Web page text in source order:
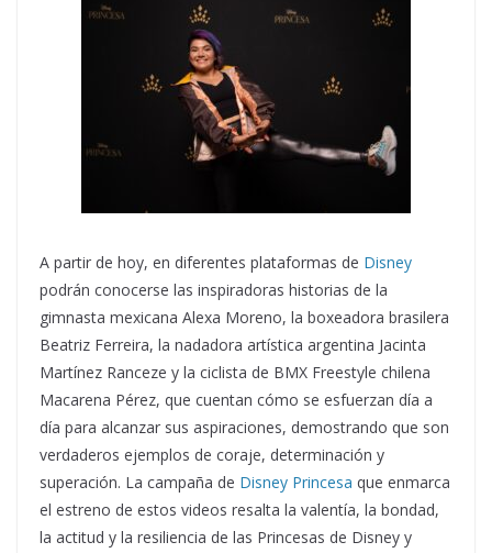
A partir de hoy, en diferentes plataformas de Disney
podrán conocerse las inspiradoras historias de la
gimnasta mexicana Alexa Moreno, la boxeadora brasilera
Beatriz Ferreira, la nadadora artística argentina Jacinta
Martínez Ranceze y la ciclista de BMX Freestyle chilena
Macarena Pérez, que cuentan cómo se esfuerzan día a
día para alcanzar sus aspiraciones, demostrando que son
verdaderos ejemplos de coraje, determinación y
superación. La campaña de Disney Princesa que enmarca
el estreno de estos videos resalta la valentía, la bondad,
la actitud y la resiliencia de las Princesas de Disney y